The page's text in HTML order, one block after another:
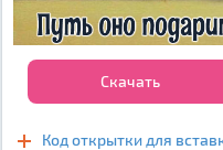
Скачать
Код открытки для